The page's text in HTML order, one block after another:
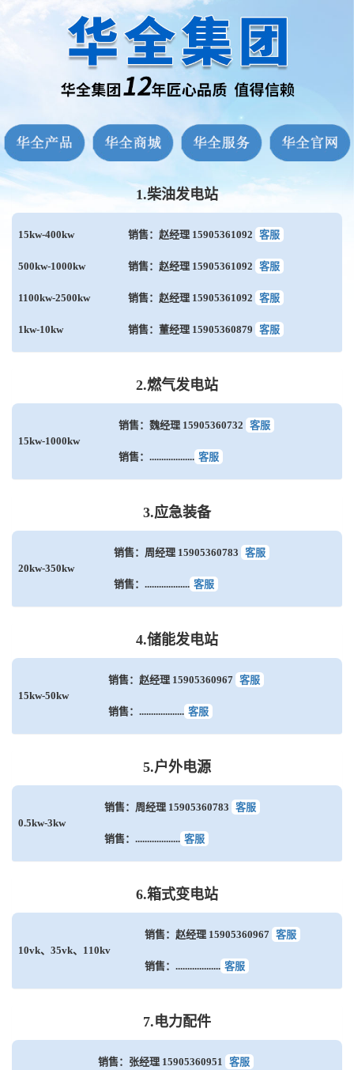
1.柴油发电站
15kw-400kw
500kw-1000kw
1100kw-2500kw
1kw-10kw
销售：赵经理 15905361092 客服
销售：赵经理 15905361092 客服
销售：赵经理 15905361092 客服
销售：董经理 15905360879 客服
2.燃气发电站
15kw-1000kw
销售：魏经理 15905360732 客服
销售：................... 客服
3.应急装备
20kw-350kw
销售：周经理 15905360783 客服
销售：................... 客服
4.储能发电站
15kw-50kw
销售：赵经理 15905360967 客服
销售：................... 客服
5.户外电源
0.5kw-3kw
销售：周经理 15905360783 客服
销售：................... 客服
6.箱式变电站
10vk、35vk、110kv
销售：赵经理 15905360967 客服
销售：................... 客服
7.电力配件
销售：张经理 15905360951 客服